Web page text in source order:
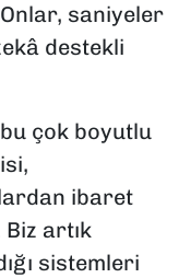
saniyeler
destekli
çok boyutlu
ibaret
Biz artık
sistemleri